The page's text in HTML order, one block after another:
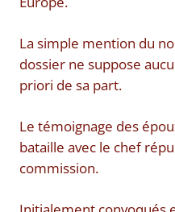
La simple mention du
dossier ne suppose
priori de sa part.
Le témoignage des
bataille avec le chef
commission.